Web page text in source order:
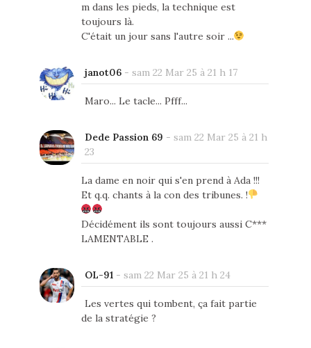
m dans les pieds, la technique est
toujours là.
C'était un jour sans l'autre soir ...
janot06- sam 22 Mar 25 à 21 h 17
Maro... Le tacle... Pfff...
Dede Passion 69 - sam 22 Mar 25 à 21 h
23
La dame en noir qui s'en prend à Ada !!!
Et q.q. chants à la con des tribunes. !
Décidément ils sont toujours aussi C***
LAMENTABLE .
OL-91- sam 22 Mar 25 à 21 h 24
Les vertes qui tombent, ça fait partie
de la stratégie ?